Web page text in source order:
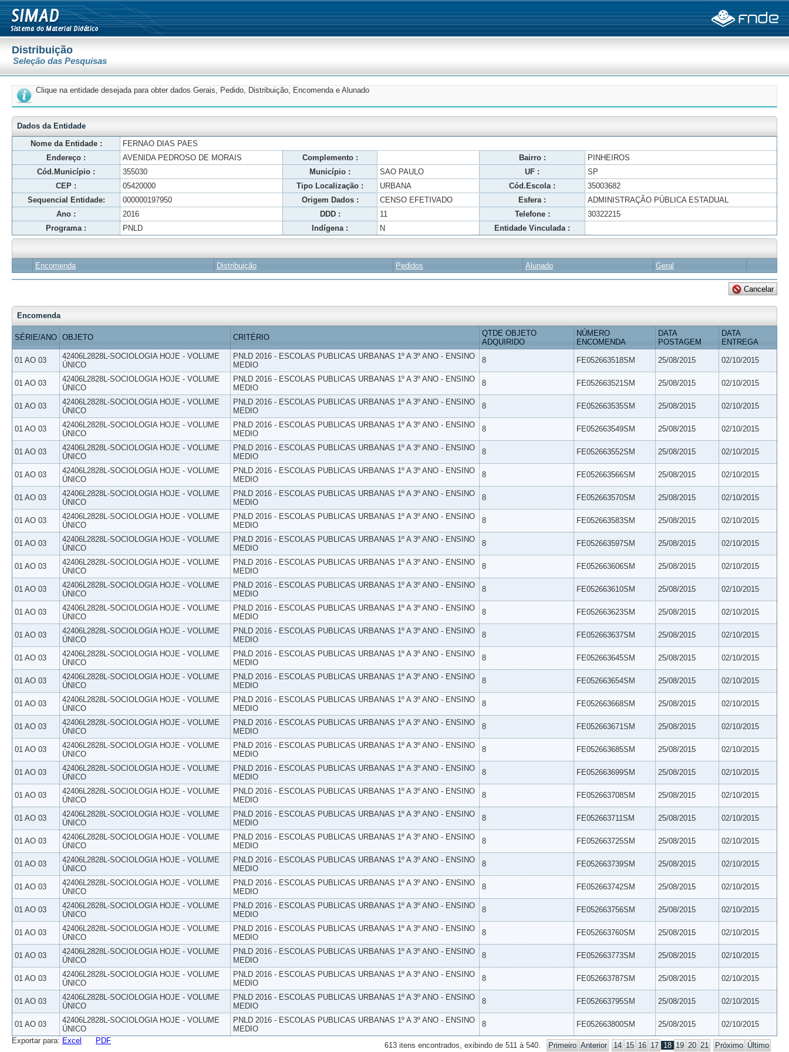
Distribuição
Seleção das Pesquisas
Clique na entidade desejada para obter dados Gerais, Pedido, Distribuição, Encomenda e Alunado
Dados da Entidade
Nome da Entidade :
FERNAO DIAS PAES
Endereço :
AVENIDA PEDROSO DE MORAIS Complemento : Bairro :
PINHEIROS
Cód.Município :
355030 Município : SAO PAULO UF :
SP
CEP :
05420000 Tipo Localização : URBANA Cód.Escola :
35003682
Sequencial Entidade:
000000197950 Origem Dados : CENSO EFETIVADO Esfera :
ADMINISTRAÇÃO PÚBLICA ESTADUAL
Ano :
2016 DDD : 11 Telefone :
30322215
Programa :
PNLD Indígena : N Entidade Vinculada :
Encomenda Distribuição Pedidos Alunado Geral
Encomenda
SÉRIE/ANO OBJETO CRITÉRIO
QTDE OBJETO
ADQUIRIDO
NÚMERO
ENCOMENDA
DATA
POSTAGEM
DATA
ENTREGA
01 AO 03
42406L2828L-SOCIOLOGIA HOJE - VOLUME
ÚNICO
PNLD 2016 - ESCOLAS PUBLICAS URBANAS 1º A 3º ANO - ENSINO
MEDIO
8 FE052663518SM 25/08/2015 02/10/2015
01 AO 03
42406L2828L-SOCIOLOGIA HOJE - VOLUME
ÚNICO
PNLD 2016 - ESCOLAS PUBLICAS URBANAS 1º A 3º ANO - ENSINO
MEDIO
8 FE052663521SM 25/08/2015 02/10/2015
01 AO 03
42406L2828L-SOCIOLOGIA HOJE - VOLUME
ÚNICO
PNLD 2016 - ESCOLAS PUBLICAS URBANAS 1º A 3º ANO - ENSINO
MEDIO
8 FE052663535SM 25/08/2015 02/10/2015
01 AO 03
42406L2828L-SOCIOLOGIA HOJE - VOLUME
ÚNICO
PNLD 2016 - ESCOLAS PUBLICAS URBANAS 1º A 3º ANO - ENSINO
MEDIO
8 FE052663549SM 25/08/2015 02/10/2015
01 AO 03
42406L2828L-SOCIOLOGIA HOJE - VOLUME
ÚNICO
PNLD 2016 - ESCOLAS PUBLICAS URBANAS 1º A 3º ANO - ENSINO
MEDIO
8 FE052663552SM 25/08/2015 02/10/2015
01 AO 03
42406L2828L-SOCIOLOGIA HOJE - VOLUME
ÚNICO
PNLD 2016 - ESCOLAS PUBLICAS URBANAS 1º A 3º ANO - ENSINO
MEDIO
8 FE052663566SM 25/08/2015 02/10/2015
01 AO 03
42406L2828L-SOCIOLOGIA HOJE - VOLUME
ÚNICO
PNLD 2016 - ESCOLAS PUBLICAS URBANAS 1º A 3º ANO - ENSINO
MEDIO
8 FE052663570SM 25/08/2015 02/10/2015
01 AO 03
42406L2828L-SOCIOLOGIA HOJE - VOLUME
ÚNICO
PNLD 2016 - ESCOLAS PUBLICAS URBANAS 1º A 3º ANO - ENSINO
MEDIO
8 FE052663583SM 25/08/2015 02/10/2015
01 AO 03
42406L2828L-SOCIOLOGIA HOJE - VOLUME
ÚNICO
PNLD 2016 - ESCOLAS PUBLICAS URBANAS 1º A 3º ANO - ENSINO
MEDIO
8 FE052663597SM 25/08/2015 02/10/2015
01 AO 03
42406L2828L-SOCIOLOGIA HOJE - VOLUME
ÚNICO
PNLD 2016 - ESCOLAS PUBLICAS URBANAS 1º A 3º ANO - ENSINO
MEDIO
8 FE052663606SM 25/08/2015 02/10/2015
01 AO 03
42406L2828L-SOCIOLOGIA HOJE - VOLUME
ÚNICO
PNLD 2016 - ESCOLAS PUBLICAS URBANAS 1º A 3º ANO - ENSINO
MEDIO
8 FE052663610SM 25/08/2015 02/10/2015
01 AO 03
42406L2828L-SOCIOLOGIA HOJE - VOLUME
ÚNICO
PNLD 2016 - ESCOLAS PUBLICAS URBANAS 1º A 3º ANO - ENSINO
MEDIO
8 FE052663623SM 25/08/2015 02/10/2015
01 AO 03
42406L2828L-SOCIOLOGIA HOJE - VOLUME
ÚNICO
PNLD 2016 - ESCOLAS PUBLICAS URBANAS 1º A 3º ANO - ENSINO
MEDIO
8 FE052663637SM 25/08/2015 02/10/2015
01 AO 03
42406L2828L-SOCIOLOGIA HOJE - VOLUME
ÚNICO
PNLD 2016 - ESCOLAS PUBLICAS URBANAS 1º A 3º ANO - ENSINO
MEDIO
8 FE052663645SM 25/08/2015 02/10/2015
01 AO 03
42406L2828L-SOCIOLOGIA HOJE - VOLUME
ÚNICO
PNLD 2016 - ESCOLAS PUBLICAS URBANAS 1º A 3º ANO - ENSINO
MEDIO
8 FE052663654SM 25/08/2015 02/10/2015
01 AO 03
42406L2828L-SOCIOLOGIA HOJE - VOLUME
ÚNICO
PNLD 2016 - ESCOLAS PUBLICAS URBANAS 1º A 3º ANO - ENSINO
MEDIO
8 FE052663668SM 25/08/2015 02/10/2015
01 AO 03
42406L2828L-SOCIOLOGIA HOJE - VOLUME
ÚNICO
PNLD 2016 - ESCOLAS PUBLICAS URBANAS 1º A 3º ANO - ENSINO
MEDIO
8 FE052663671SM 25/08/2015 02/10/2015
01 AO 03
42406L2828L-SOCIOLOGIA HOJE - VOLUME
ÚNICO
PNLD 2016 - ESCOLAS PUBLICAS URBANAS 1º A 3º ANO - ENSINO
MEDIO
8 FE052663685SM 25/08/2015 02/10/2015
01 AO 03
42406L2828L-SOCIOLOGIA HOJE - VOLUME
ÚNICO
PNLD 2016 - ESCOLAS PUBLICAS URBANAS 1º A 3º ANO - ENSINO
MEDIO
8 FE052663699SM 25/08/2015 02/10/2015
01 AO 03
42406L2828L-SOCIOLOGIA HOJE - VOLUME
ÚNICO
PNLD 2016 - ESCOLAS PUBLICAS URBANAS 1º A 3º ANO - ENSINO
MEDIO
8 FE052663708SM 25/08/2015 02/10/2015
01 AO 03
42406L2828L-SOCIOLOGIA HOJE - VOLUME
ÚNICO
PNLD 2016 - ESCOLAS PUBLICAS URBANAS 1º A 3º ANO - ENSINO
MEDIO
8 FE052663711SM 25/08/2015 02/10/2015
01 AO 03
42406L2828L-SOCIOLOGIA HOJE - VOLUME
ÚNICO
PNLD 2016 - ESCOLAS PUBLICAS URBANAS 1º A 3º ANO - ENSINO
MEDIO
8 FE052663725SM 25/08/2015 02/10/2015
01 AO 03
42406L2828L-SOCIOLOGIA HOJE - VOLUME
ÚNICO
PNLD 2016 - ESCOLAS PUBLICAS URBANAS 1º A 3º ANO - ENSINO
MEDIO
8 FE052663739SM 25/08/2015 02/10/2015
01 AO 03
42406L2828L-SOCIOLOGIA HOJE - VOLUME
ÚNICO
PNLD 2016 - ESCOLAS PUBLICAS URBANAS 1º A 3º ANO - ENSINO
MEDIO
8 FE052663742SM 25/08/2015 02/10/2015
01 AO 03
42406L2828L-SOCIOLOGIA HOJE - VOLUME
ÚNICO
PNLD 2016 - ESCOLAS PUBLICAS URBANAS 1º A 3º ANO - ENSINO
MEDIO
8 FE052663756SM 25/08/2015 02/10/2015
01 AO 03
42406L2828L-SOCIOLOGIA HOJE - VOLUME
ÚNICO
PNLD 2016 - ESCOLAS PUBLICAS URBANAS 1º A 3º ANO - ENSINO
MEDIO
8 FE052663760SM 25/08/2015 02/10/2015
01 AO 03
42406L2828L-SOCIOLOGIA HOJE - VOLUME
ÚNICO
PNLD 2016 - ESCOLAS PUBLICAS URBANAS 1º A 3º ANO - ENSINO
MEDIO
8 FE052663773SM 25/08/2015 02/10/2015
01 AO 03
42406L2828L-SOCIOLOGIA HOJE - VOLUME
ÚNICO
PNLD 2016 - ESCOLAS PUBLICAS URBANAS 1º A 3º ANO - ENSINO
MEDIO
8 FE052663787SM 25/08/2015 02/10/2015
01 AO 03
42406L2828L-SOCIOLOGIA HOJE - VOLUME
ÚNICO
PNLD 2016 - ESCOLAS PUBLICAS URBANAS 1º A 3º ANO - ENSINO
MEDIO
8 FE052663795SM 25/08/2015 02/10/2015
01 AO 03
42406L2828L-SOCIOLOGIA HOJE - VOLUME
ÚNICO
PNLD 2016 - ESCOLAS PUBLICAS URBANAS 1º A 3º ANO - ENSINO
MEDIO
8 FE052663800SM 25/08/2015 02/10/2015
613 itens encontrados, exibindo de 511 à 540. Primeiro Anterior 14 15 16 17 18 19 20 21 Próximo Último
Exportar para: Excel PDF